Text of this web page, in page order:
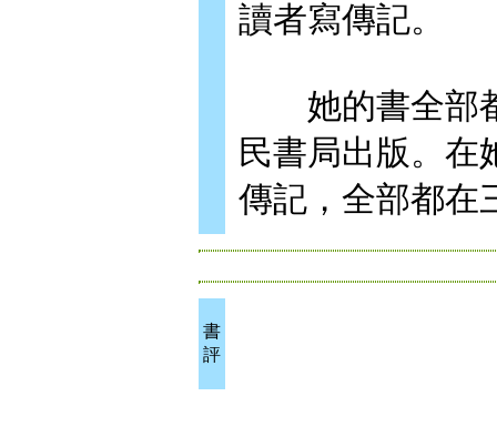
讀者寫傳記。
她的書全部都
民書局出版。在
傳記，全部都在
書
評